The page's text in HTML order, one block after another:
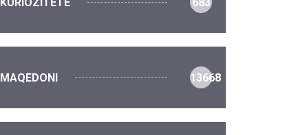
MAQEDONI 13668